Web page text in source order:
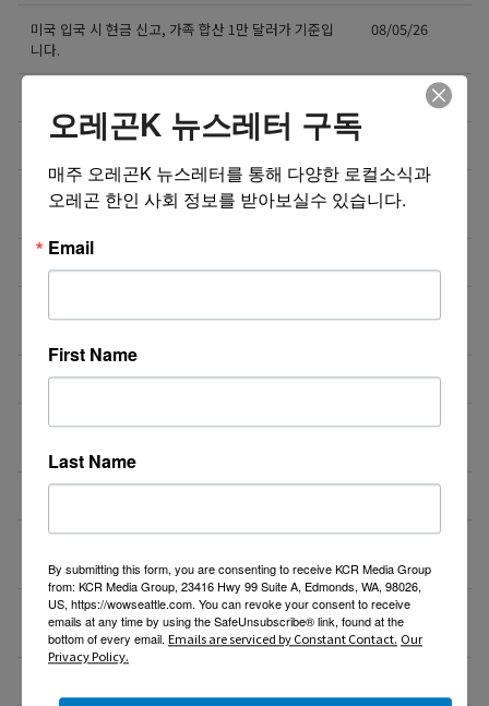
미국 입국 시 현금 신고, 가족 합산 1만 달러가 기준입
니다.
08/05/26
08/04/26
비즈니스 웹사이트 제작 프로모션 ($300부터~)
지역 경찰까지 확대되는 이민 단속… 287(g) 프로그램
의 대대적 확장
08/04/26
비즈니스 웹사이트 제작 프로모션 ($300부터~) 08/03/26
‘7년 이상 거주’ 장기체류자 영주권 법안 재추진… 현
08/03/26
장하세요
[8월 무료] 공대 교수가 설명하는 AP Physics1 물리
온라인 강의
08/01/26
오레곤K 뉴스레터 구독
매주 오레곤K 뉴스레터를 통해 다양한 로컬소식과
오레곤 한인 사회 정보를 받아보실수 있습니다.
Email
First Name
Last Name
By submitting this form, you are consenting to receive KCR Media Group
from: KCR Media Group, 23416 Hwy 99 Suite A, Edmonds, WA, 98026,
US, https://wowseattle.com. You can revoke your consent to receive
emails at any time by using the SafeUnsubscribe® link, found at the
bottom of every email. Emails are serviced by Constant Contact. Our
Privacy Policy.